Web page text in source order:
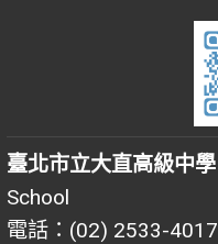
臺北市立大直高級中學
School
電話：(02) 2533-4017